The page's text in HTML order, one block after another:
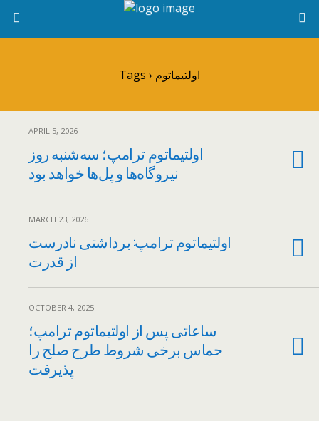
Tags › اولتیماتوم
APRIL 5, 2026
اولتیماتوم ترامپ؛ سه‌شنبه روز
نیروگاه‌ها و پل‌ها خواهد بود
MARCH 23, 2026
اولتیماتوم ترامپ: برداشتی نادرست
از قدرت
OCTOBER 4, 2025
ساعاتی پس از اولتیماتوم ترامپ؛
حماس برخی شروط طرح صلح را
پذیرفت